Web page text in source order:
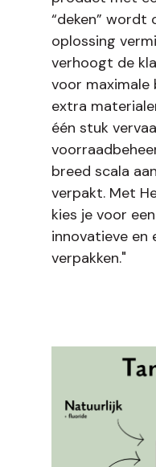
“deken” wordt
oplossing
verhoogt de
voor maximale
extra
één stuk
breed scala
verpakt. Met
kies je voor
innovatieve en
verpakken."